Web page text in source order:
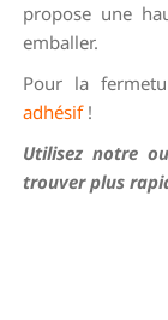
propose une
emballer.
Pour la
adhésif!
Utilisez notre
trouver plus